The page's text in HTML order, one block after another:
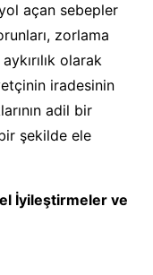
açan sebepler
zorlama
olarak
iradesinin
adil bir
şekilde ele
İyileştirmeler ve